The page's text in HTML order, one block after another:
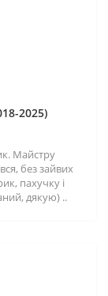
2025)
Майстру
без зайвих
пахучку і
дякую) ..